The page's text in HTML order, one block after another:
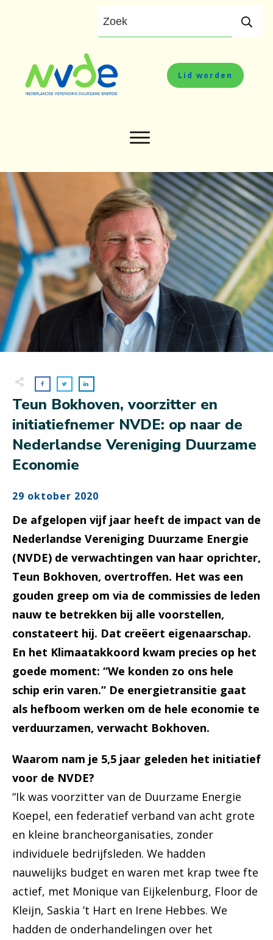
Lid worden
Teun Bokhoven, voorzitter en
initiatiefnemer NVDE: op naar de
Nederlandse Vereniging Duurzame
Economie
29 oktober 2020
De afgelopen vijf jaar heeft de impact van de
Nederlandse Vereniging Duurzame Energie
(NVDE) de verwachtingen van haar oprichter,
Teun Bokhoven, overtroffen. Het was een
gouden greep om via de commissies de leden
nauw te betrekken bij alle voorstellen,
constateert hij. Dat creëert eigenaarschap.
En het Klimaatakkoord kwam precies op het
goede moment: “We konden zo ons hele
schip erin varen.” De energietransitie gaat
als hefboom werken om de hele economie te
verduurzamen, verwacht Bokhoven.
Waarom nam je 5,5 jaar geleden het initiatief
voor de NVDE?
“Ik was voorzitter van de Duurzame Energie
Koepel, een federatief verband van acht grote
en kleine brancheorganisaties, zonder
individuele bedrijfsleden. We hadden
nauwelijks budget en waren met krap twee fte
actief, met Monique van Eijkelenburg, Floor de
Kleijn, Saskia ’t Hart en Irene Hebbes. We
hadden de onderhandelingen over het